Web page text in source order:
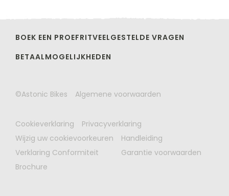
BOEK EEN PROEFRITVEELGESTELDE VRAGEN
BETAALMOGELIJKHEDEN
©Astonic Bikes Algemene voorwaarden
Cookieverklaring
Privacyverklaring
Wijzig uw cookievoorkeuren
Verklaring Conformiteit
Handleiding
Garantie voorwaarden
Brochure